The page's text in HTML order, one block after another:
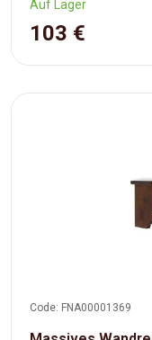
Auf Lager
103 €
Code: FNA00001369